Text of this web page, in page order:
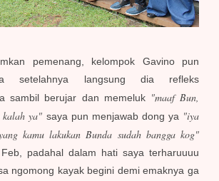
pemenang, kelompok Gavino pun
setelahnya langsung dia refleks
sambil berujar dan memeluk "maaf Bun,
kalah ya" saya pun menjawab dong ya "iya
kamu lakukan Bunda sudah bangga kog"
padahal dalam hati saya terharuuuu
ngomong kayak begini demi emaknya ga